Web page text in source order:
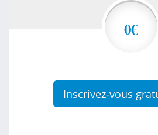
0€
Inscrivez-vous